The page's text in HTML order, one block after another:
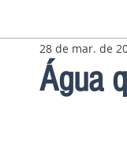
Pavilhão Latino-
Água
28 de mar. de